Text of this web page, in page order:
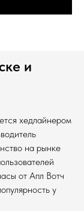
и
хедлайнером
на рынке
от Апл Вотч
у